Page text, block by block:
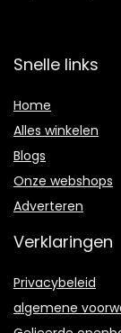
Snelle links
Home
Alles winkelen
Blogs
Onze webshops
Adverteren
Verklaringen
Privacybeleid
algemene